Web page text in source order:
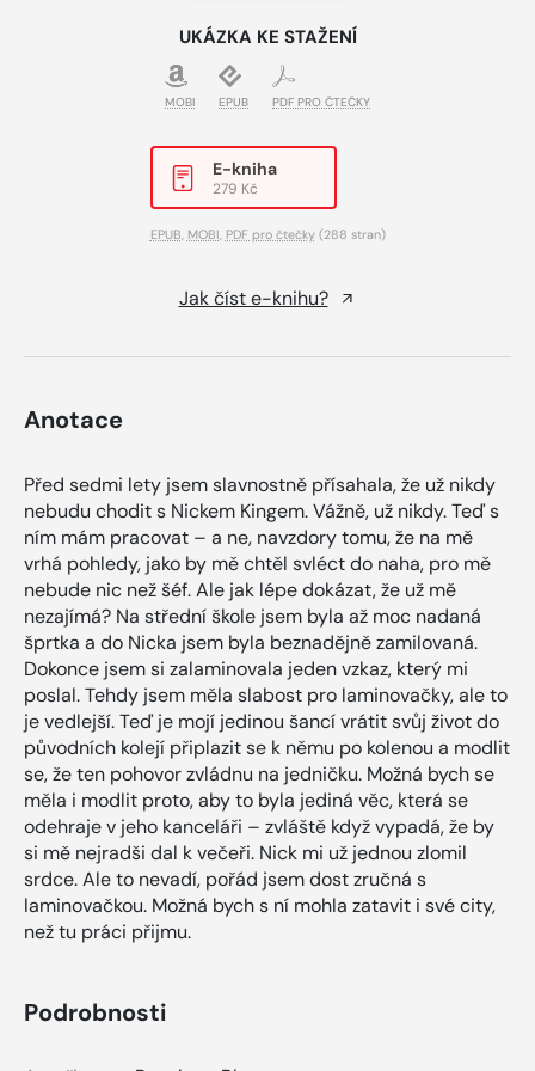
UKÁZKA KE STAŽENÍ
MOBI EPUB PDF PRO ČTEČKY
E-kniha
279 Kč
EPUB, MOBI, PDF pro čtečky(288 stran)
Jak číst e-knihu?
Anotace
Před sedmi lety jsem slavnostně přísahala, že už nikdy
nebudu chodit s Nickem Kingem. Vážně, už nikdy. Teď s
ním mám pracovat – a ne, navzdory tomu, že na mě
vrhá pohledy, jako by mě chtěl svléct do naha, pro mě
nebude nic než šéf. Ale jak lépe dokázat, že už mě
nezajímá? Na střední škole jsem byla až moc nadaná
šprtka a do Nicka jsem byla beznadějně zamilovaná.
Dokonce jsem si zalaminovala jeden vzkaz, který mi
poslal. Tehdy jsem měla slabost pro laminovačky, ale to
je vedlejší. Teď je mojí jedinou šancí vrátit svůj život do
původních kolejí připlazit se k němu po kolenou a modlit
se, že ten pohovor zvládnu na jedničku. Možná bych se
měla i modlit proto, aby to byla jediná věc, která se
odehraje v jeho kanceláři – zvláště když vypadá, že by
si mě nejradši dal k večeři. Nick mi už jednou zlomil
srdce. Ale to nevadí, pořád jsem dost zručná s
laminovačkou. Možná bych s ní mohla zatavit i své city,
než tu práci přijmu.
Podrobnosti